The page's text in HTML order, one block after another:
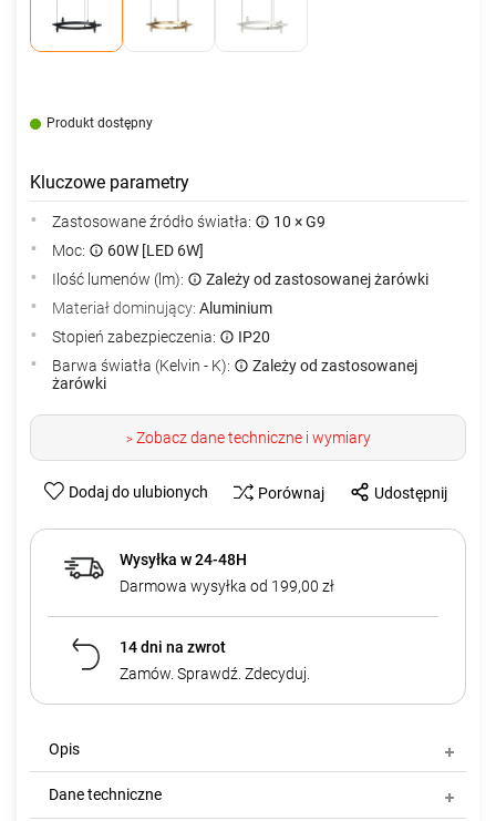
Produkt dostępny
Kluczowe parametry
Zastosowane źródło światła:
10 × G9
Moc:
60W [LED 6W]
Ilość lumenów (lm):
Zależy od zastosowanej żarówki
Materiał dominujący: Aluminium
Stopień zabezpieczenia:
IP20
Barwa światła (Kelvin - K):
Zależy od zastosowanej
żarówki
>Zobacz dane techniczne i wymiary
Dodaj do ulubionych Porównaj Udostępnij
Wysyłka w 24-48H
Darmowa wysyłka od 199,00 zł
14 dni na zwrot
Zamów. Sprawdź. Zdecyduj.
Opis
Dane techniczne